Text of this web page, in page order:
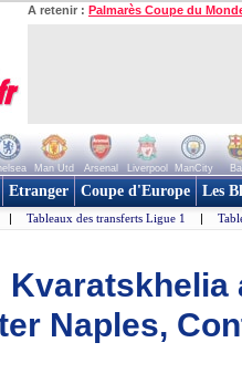
A retenir : Palmarès Coupe du
Man Utd Arsenal Liverpool ManCity
Etranger Coupe d'Europe Les
| Tableaux des transferts Ligue 1 |
Kvaratskhelia
Naples,